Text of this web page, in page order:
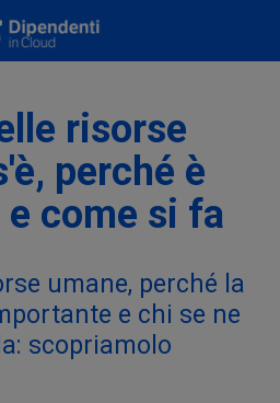
risorse
perché è
come si fa
umane, perché la
e chi se ne
scopriamolo